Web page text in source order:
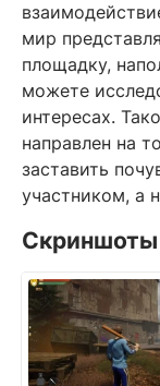
мир
площадку,
можете
интересах.
направлен на
заставить
участником, а